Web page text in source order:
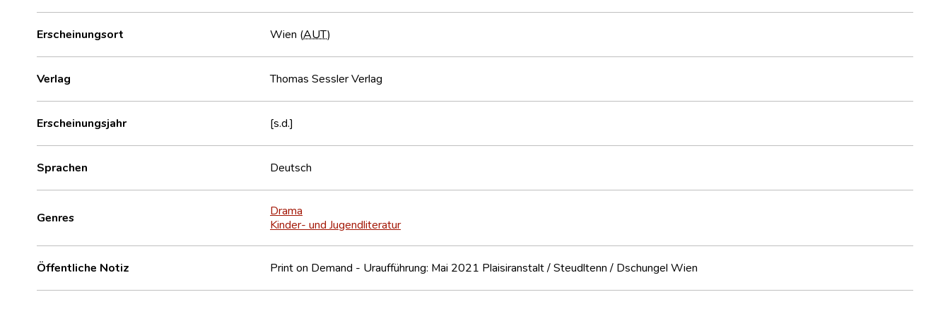
Erscheinungsort Wien (AUT)
Verlag Thomas Sessler Verlag
Erscheinungsjahr [s.d.]
Sprachen Deutsch
Genres
Drama
Kinder- und Jugendliteratur
Öffentliche Notiz Print on Demand - Uraufführung: Mai 2021 Plaisiranstalt / Steudltenn / Dschungel Wien